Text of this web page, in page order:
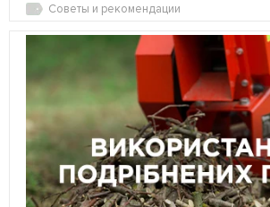
Советы и рекомендации